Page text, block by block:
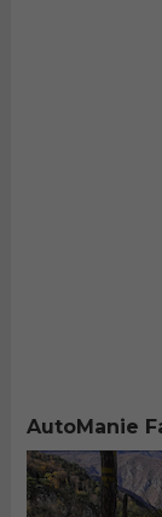
AutoManie